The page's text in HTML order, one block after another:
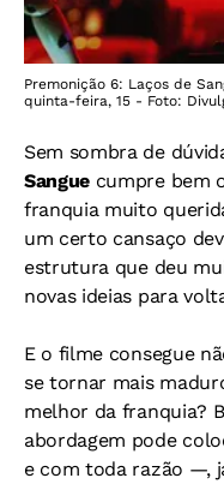
Premonição 6: Laços de
quinta-feira, 15 - Foto:
Sem sombra de
Sangue cumpre bem
franquia muito
um certo cansaço
estrutura que deu
novas ideias para
E o filme consegue
se tornar mais
melhor da franquia?
abordagem pode
e com toda razão —,